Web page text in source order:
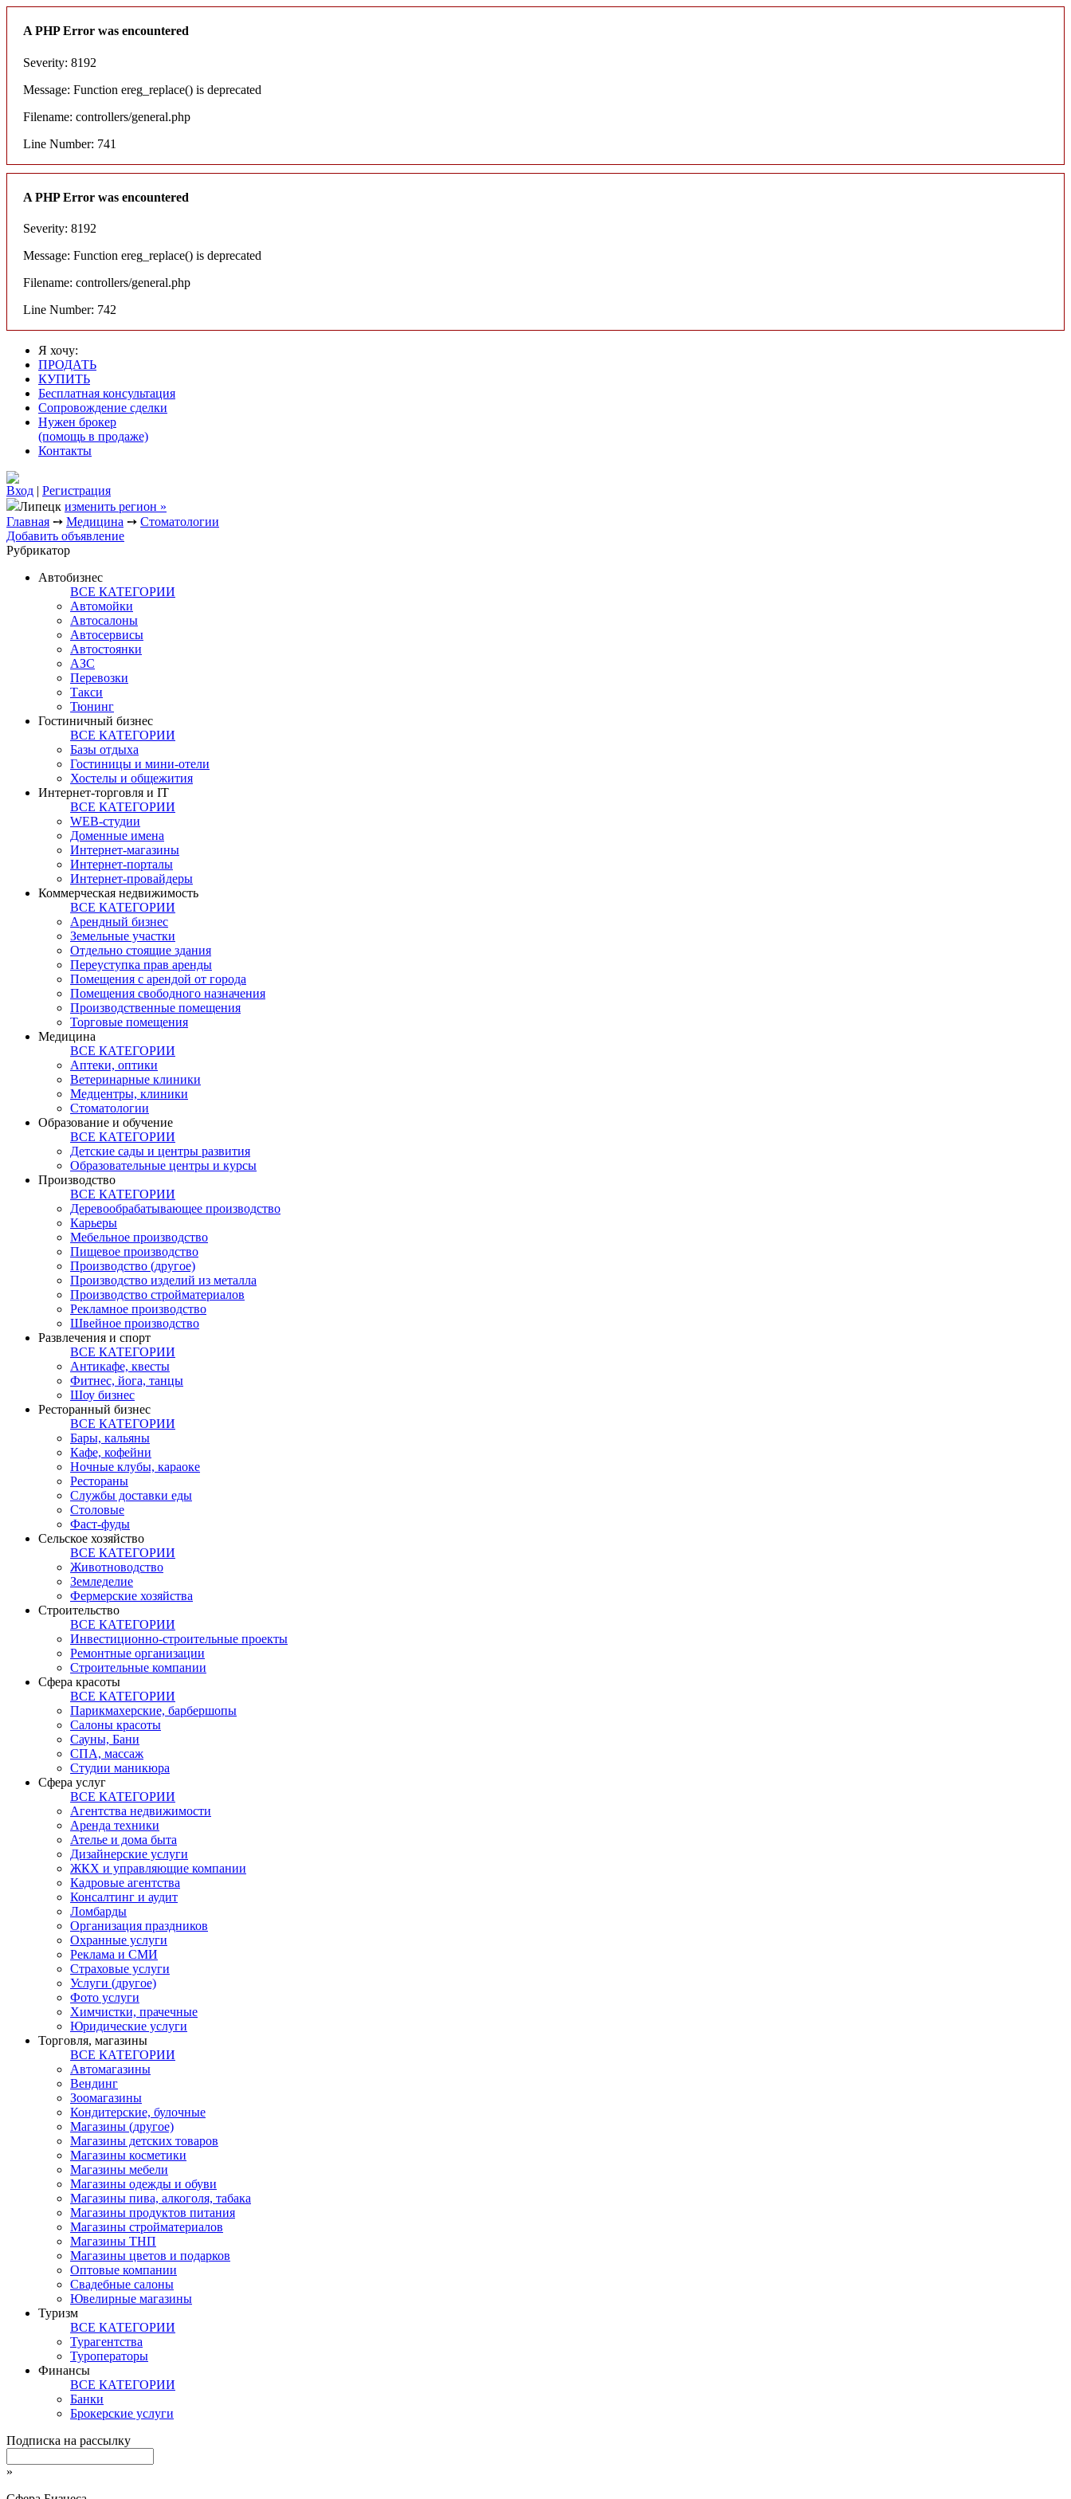
A PHP Error was encountered
Severity: 8192
Message: Function ereg_replace() is deprecated
Filename: controllers/general.php
Line Number: 741
A PHP Error was encountered
Severity: 8192
Message: Function ereg_replace() is deprecated
Filename: controllers/general.php
Line Number: 742
Я хочу:
ПРОДАТЬ
КУПИТЬ
Бесплатная консультация
Сопровождение сделки
Нужен брокер
(помощь в продаже)
Контакты
Вход | Регистрация
Липецк изменить регион »
Главная ➙ Медицина ➙ Стоматологии
Добавить объявление
Рубрикатор
Автобизнес
ВСЕ КАТЕГОРИИ
Автомойки
Автосалоны
Автосервисы
Автостоянки
АЗС
Перевозки
Такси
Тюнинг
Гостиничный бизнес
ВСЕ КАТЕГОРИИ
Базы отдыха
Гостиницы и мини-отели
Хостелы и общежития
Интернет-торговля и IT
ВСЕ КАТЕГОРИИ
WEB-студии
Доменные имена
Интернет-магазины
Интернет-порталы
Интернет-провайдеры
Коммерческая недвижимость
ВСЕ КАТЕГОРИИ
Арендный бизнес
Земельные участки
Отдельно стоящие здания
Переуступка прав аренды
Помещения с арендой от города
Помещения свободного назначения
Производственные помещения
Торговые помещения
Медицина
ВСЕ КАТЕГОРИИ
Аптеки, оптики
Ветеринарные клиники
Медцентры, клиники
Стоматологии
Образование и обучение
ВСЕ КАТЕГОРИИ
Детские сады и центры развития
Образовательные центры и курсы
Производство
ВСЕ КАТЕГОРИИ
Деревообрабатывающее производство
Карьеры
Мебельное производство
Пищевое производство
Производство (другое)
Производство изделий из металла
Производство стройматериалов
Рекламное производство
Швейное производство
Развлечения и спорт
ВСЕ КАТЕГОРИИ
Антикафе, квесты
Фитнес, йога, танцы
Шоу бизнес
Ресторанный бизнес
ВСЕ КАТЕГОРИИ
Бары, кальяны
Кафе, кофейни
Ночные клубы, караоке
Рестораны
Службы доставки еды
Столовые
Фаст-фуды
Сельское хозяйство
ВСЕ КАТЕГОРИИ
Животноводство
Земледелие
Фермерские хозяйства
Строительство
ВСЕ КАТЕГОРИИ
Инвестиционно-строительные проекты
Ремонтные организации
Строительные компании
Сфера красоты
ВСЕ КАТЕГОРИИ
Парикмахерские, барбершопы
Салоны красоты
Сауны, Бани
СПА, массаж
Студии маникюра
Сфера услуг
ВСЕ КАТЕГОРИИ
Агентства недвижимости
Аренда техники
Ателье и дома быта
Дизайнерские услуги
ЖКХ и управляющие компании
Кадровые агентства
Консалтинг и аудит
Ломбарды
Организация праздников
Охранные услуги
Реклама и СМИ
Страховые услуги
Услуги (другое)
Фото услуги
Химчистки, прачечные
Юридические услуги
Торговля, магазины
ВСЕ КАТЕГОРИИ
Автомагазины
Вендинг
Зоомагазины
Кондитерские, булочные
Магазины (другое)
Магазины детских товаров
Магазины косметики
Магазины мебели
Магазины одежды и обуви
Магазины пива, алкоголя, табака
Магазины продуктов питания
Магазины стройматериалов
Магазины ТНП
Магазины цветов и подарков
Оптовые компании
Свадебные салоны
Ювелирные магазины
Туризм
ВСЕ КАТЕГОРИИ
Турагентства
Туроператоры
Финансы
ВСЕ КАТЕГОРИИ
Банки
Брокерские услуги
Подписка на рассылку
»